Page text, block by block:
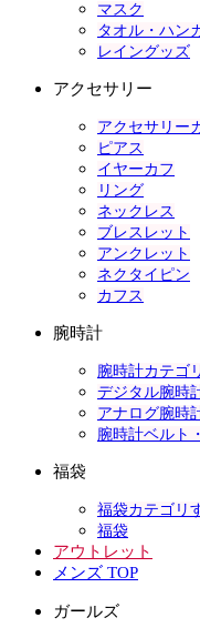
マスク
タオル・ハン
レイングッズ
アクセサリー
アクセサリー
ピアス
イヤーカフ
リング
ネックレス
ブレスレット
アンクレット
ネクタイピン
カフス
腕時計
腕時計カテゴ
デジタル腕時
アナログ腕時
腕時計ベルト
福袋
福袋カテゴリ
福袋
アウトレット
メンズ TOP
ガールズ